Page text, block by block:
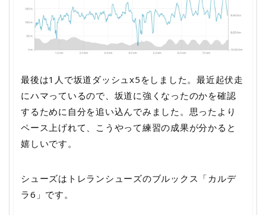
最後は1人で坂道ダッシュx5をしました。最近起伏走
にハマっているので、坂道に強くなったのかを確認
するために自分を追い込んでみました。思ったより
ペース上げれて、こうやって練習の成果が分かると
嬉しいです。
シューズはトレランシューズのブルックス「カルデ
ラ6」です。